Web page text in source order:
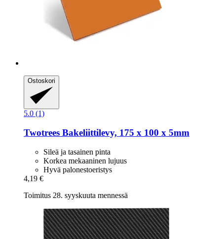
Ostoskori
5.0 (1)
Twotrees Bakeliittilevy, 175 x 100 x 5mm
Sileä ja tasainen pinta
Korkea mekaaninen lujuus
Hyvä palonestoeristys
4,19 €
Toimitus 28. syyskuuta mennessä